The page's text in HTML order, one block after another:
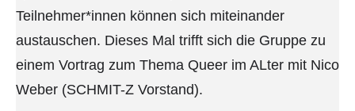
Teilnehmer*innen können sich miteinander
austauschen. Dieses Mal trifft sich die Gruppe zu
einem Vortrag zum Thema Queer im ALter mit Nico
Weber (SCHMIT-Z Vorstand).